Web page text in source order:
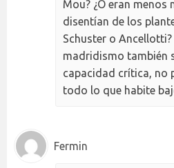
Mou? ¿O eran
disentían de los
Schuster o
madridismo también
capacidad crítica, no
todo lo que habite
Fermin